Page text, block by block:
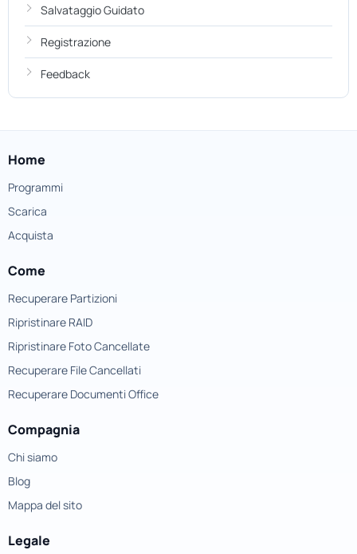
Salvataggio Guidato
Registrazione
Feedback
Home
Programmi
Scarica
Acquista
Come
Recuperare Partizioni
Ripristinare RAID
Ripristinare Foto Cancellate
Recuperare File Cancellati
Recuperare Documenti Office
Compagnia
Chi siamo
Blog
Mappa del sito
Legale